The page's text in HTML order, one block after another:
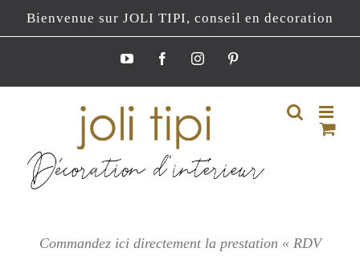
Passer
au
Bienvenue sur JOLI TIPI, conseil en decoration
YouTubeFacebookInstagramPinterest
Commandez ici directement la prestation « RDV